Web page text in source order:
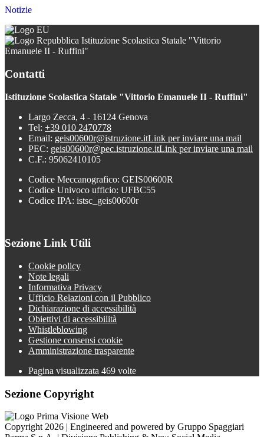
Notizie
Istituzione Scolastica Statale "Vittorio
Emanuele II - Ruffini"
Contatti
Istituzione Scolastica Statale "Vittorio Emanuele II - Ruffini"
Largo Zecca, 4 - 16124 Genova
Tel: +39 010 2470778
Email: geis00600r@istruzione.itLink per inviare una mail
PEC: geis00600r@pec.istruzione.itLink per inviare una mail
C.F.: 95062410105
Codice Meccanografico: GEIS00600R
Codice Univoco ufficio: UFBC55
Codice IPA: istsc_geis00600r
Sezione Link Utili
Cookie policy
Note legali
Informativa Privacy
Ufficio Relazioni con il Pubblico
Dichiarazione di accessibilità
Obiettivi di accessibilità
Whistleblowing
Gestione consensi cookie
Amministrazione trasparente
Pagina visualizzata 469 volte
Sezione Copyright
Copyright 2026 | Engineered and powered by Gruppo Spaggiari